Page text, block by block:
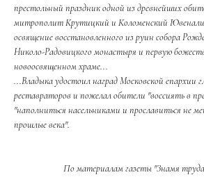
престольный праздник одной из древнейших
митрополит Крутицкий и Коломенский
освящение восстановленного из руин собора
Николо-Радовицкого монастыря и первую
новоосвященном храме...
...Владыка удостоил наград Московской епархии
реставраторов и пожелал обители "воссиять в
"наполниться насельниками и прославиться не
прошлые века".
По материалам газеты "Знамя